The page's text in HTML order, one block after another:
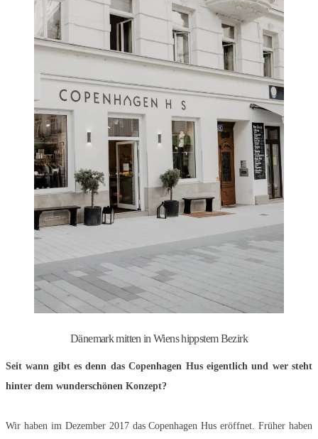
Dänemark mitten in Wiens hippstem Bezirk
Seit wann gibt es denn das Copenhagen Hus eigentlich und wer steht
hinter dem wunderschönen Konzept?
Wir haben im Dezember 2017 das Copenhagen Hus eröffnet. Früher haben